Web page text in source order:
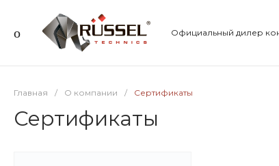
Официальный дилер
Главная / О компании / Сертификаты
Сертификаты